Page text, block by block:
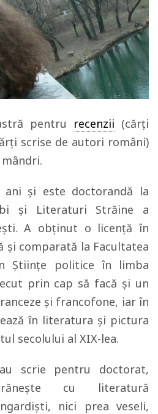
pentru recenzii (cărți
scrise de autori români)
ani și este doctorandă la
și Literaturi Străine a
A obținut o licenţă în
şi comparată la Facultatea
Ştiinţe politice în limba
prin cap să facă şi un
şi francofone, iar în
în literatura şi pictura
secolului al XIX-lea.
scrie pentru doctorat,
cu literatură
nici prea veseli,